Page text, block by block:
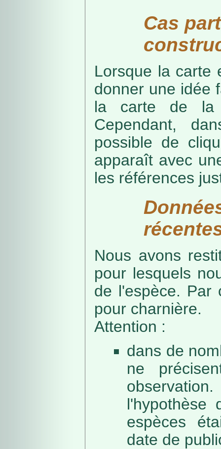
Cas
Lorsque la carte
donner une idée
la carte de la
Cependant,
possible de
apparaît avec
les références
Nous avons
pour lesquels
de l'espèce. Par
pour charnière.
Attention :
dans de
ne
l'hypothèse
espèces
date de